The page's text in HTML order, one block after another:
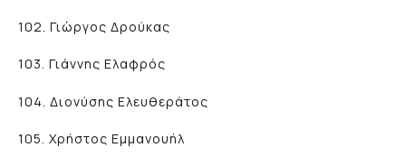
102. Γιώργος Δρούκας
103. Γιάννης Ελαφρός
104. Διονύσης Ελευθεράτος
105. Χρήστος Εμμανουήλ